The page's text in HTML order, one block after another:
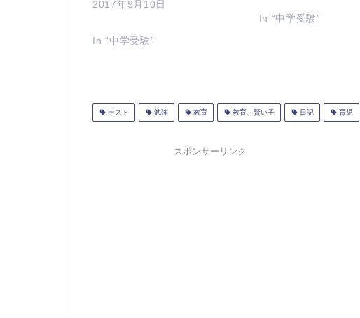
2017年9月10日
In “中学受験”
In “中学受験”
テスト 勉強 教育 教育、賢い子 日記 育児
スポンサーリンク